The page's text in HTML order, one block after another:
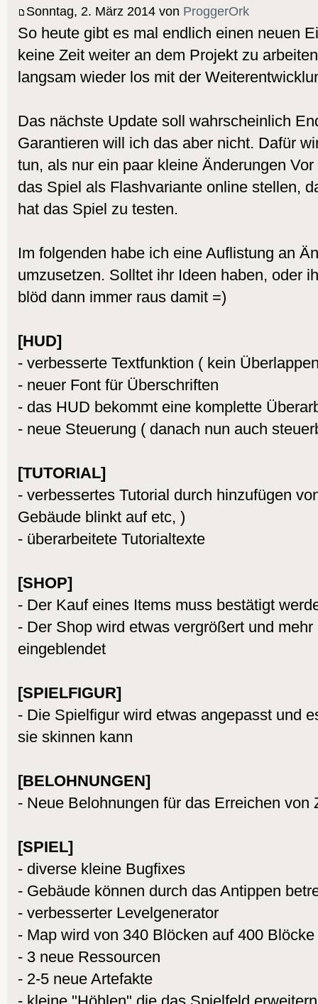
Sonntag, 2. März 2014 von ProggerOrk
So heute gibt es mal endlich einen neuen
keine Zeit weiter an dem Projekt zu
langsam wieder los mit der
Das nächste Update soll wahrscheinlich
Garantieren will ich das aber nicht. Dafür
tun, als nur ein paar kleine Änderungen
das Spiel als Flashvariante online stellen,
hat das Spiel zu testen.
Im folgenden habe ich eine Auflistung an
umzusetzen. Solltet ihr Ideen haben, oder
blöd dann immer raus damit =)
[HUD]
- verbesserte Textfunktion ( kein
- neuer Font für Überschriften
- das HUD bekommt eine komplette
- neue Steuerung ( danach nun auch
[TUTORIAL]
- verbessertes Tutorial durch hinzufügen
Gebäude blinkt auf etc, )
- überarbeitete Tutorialtexte
[SHOP]
- Der Kauf eines Items muss bestätigt
- Der Shop wird etwas vergrößert und
eingeblendet
[SPIELFIGUR]
- Die Spielfigur wird etwas angepasst und
sie skinnen kann
[BELOHNUNGEN]
- Neue Belohnungen für das Erreichen von
[SPIEL]
- diverse kleine Bugfixes
- Gebäude können durch das Antippen
- verbesserter Levelgenerator
- Map wird von 340 Blöcken auf 400
- 3 neue Ressourcen
- 2-5 neue Artefakte